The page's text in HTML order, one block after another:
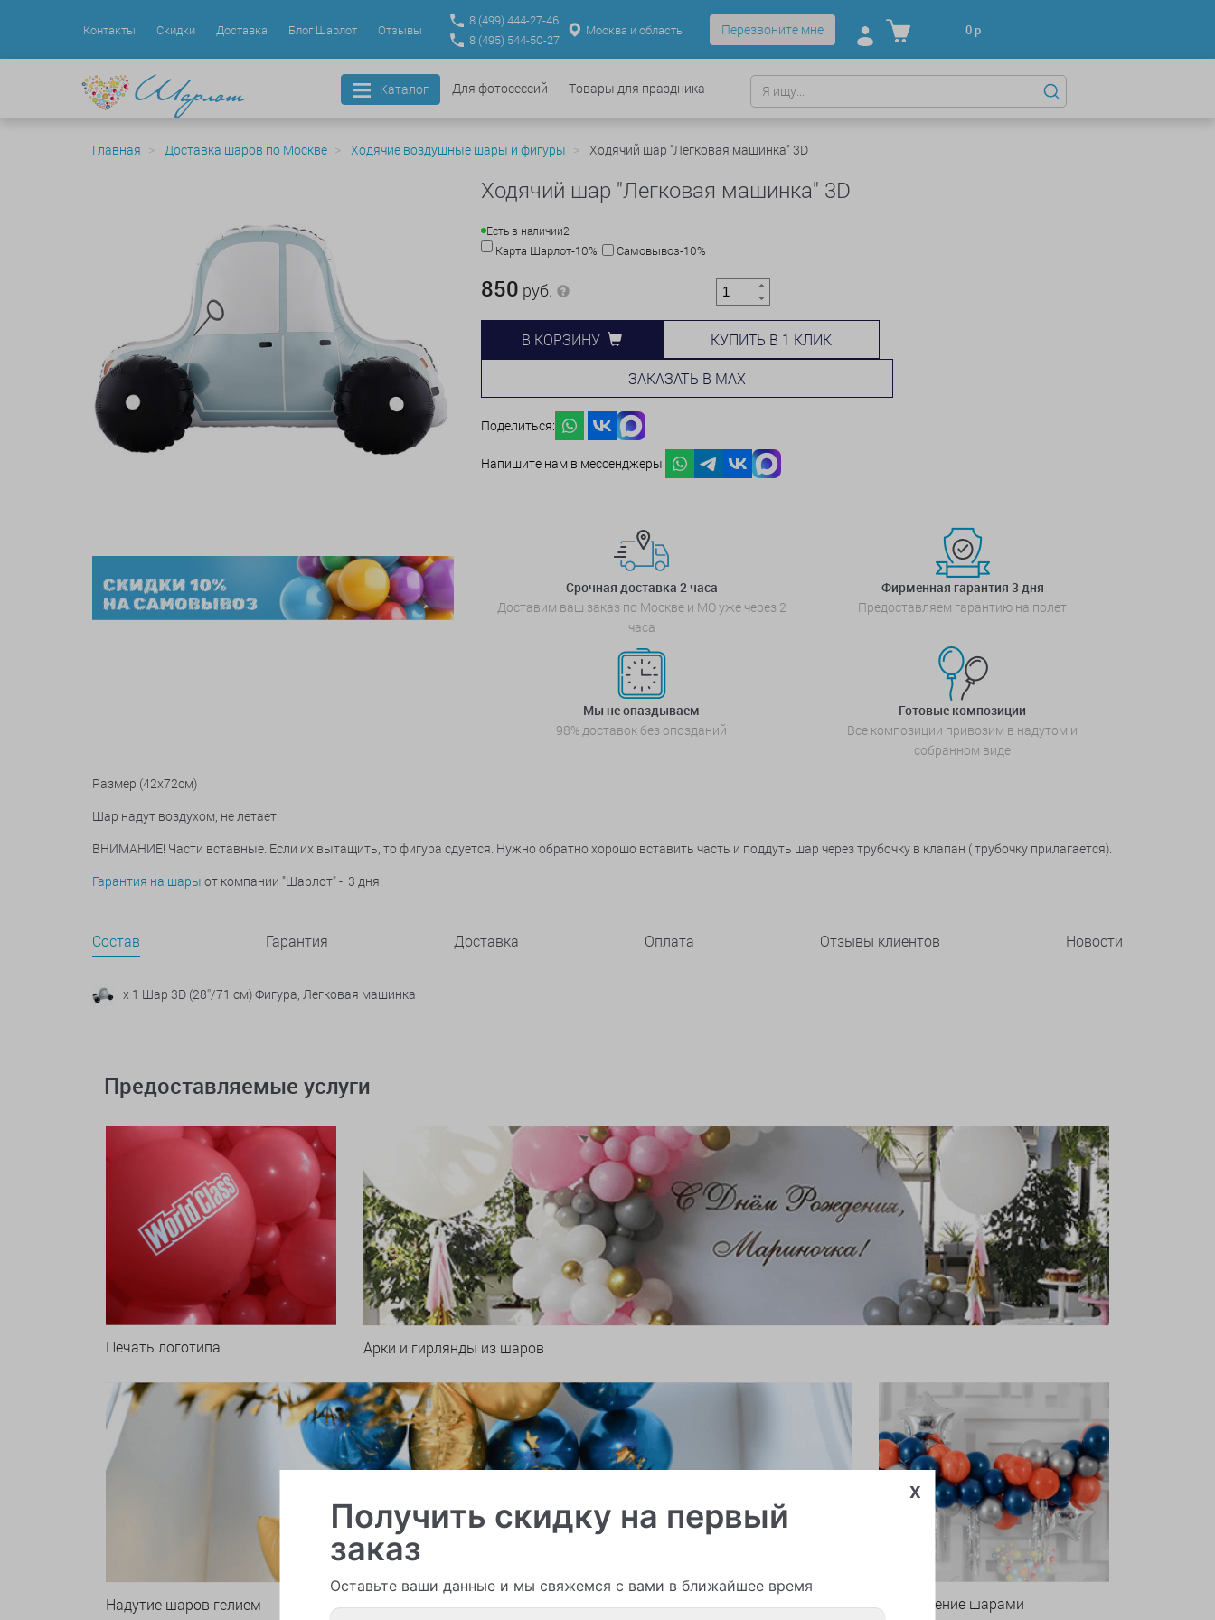
Контакты Скидки Доставка Блог Шарлот Отзывы
8 (499) 444-27-46
8 (495) 544-50-27
Москва и область Перезвоните мне 0р
Каталог Для фотосессий Товары для праздника
Главная Доставка шаров по Москве Ходячие воздушные шары и фигуры Ходячий шар "Легковая машинка" 3D
Ходячий шар "Легковая машинка" 3D
Есть в наличии2
Карта Шарлот-10% Самовывоз-10%
850 руб.
В КОРЗИНУ КУПИТЬ В 1 КЛИК
ЗАКАЗАТЬ В MAX
Поделиться:
Напишите нам в мессенджеры:
Срочная доставка 2 часа
Доставим ваш заказ по Москве и МО уже через 2
часа
Фирменная гарантия 3 дня
Предоставляем гарантию на полет
Мы не опаздываем
98% доставок без опозданий
Готовые композиции
Все композиции привозим в надутом и
собранном виде
Размер (42х72см)
Шар надут воздухом, не летает.
ВНИМАНИЕ! Части вставные. Если их вытащить, то фигура сдуется. Нужно обратно хорошо вставить часть и поддуть шар через трубочку в клапан ( трубочку прилагается).
Гарантия на шары от компании "Шарлот" - 3 дня.
Состав Гарантия Доставка Оплата Отзывы клиентов Новости
x 1 Шар 3D (28''/71 см) Фигура, Легковая машинка
Предоставляемые услуги
Печать логотипа Арки и гирлянды из шаров
Надутие шаров гелием Оформление шарами
x
Получить скидку на первый
заказ
Оставьте ваши данные и мы свяжемся с вами в ближайшее время